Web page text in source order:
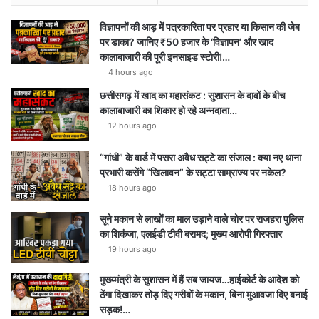
विज्ञापनों की आड़ में पत्रकारिता पर प्रहार या किसान की जेब
पर डाका? जानिए ₹50 हजार के ‘विज्ञापन’ और खाद
कालाबाजारी की पूरी इनसाइड स्टोरी!…
4 hours ago
छत्तीसगढ़ में खाद का महासंकट : सुशासन के दावों के बीच
कालाबाजारी का शिकार हो रहे अन्नदाता…
12 hours ago
“गांधी” के वार्ड में पसरा अवैध सट्टे का संजाल : क्या नए थाना
प्रभारी कसेंगे “खिलावन” के सट्टा साम्राज्य पर नकेल?
18 hours ago
सूने मकान से लाखों का माल उड़ाने वाले चोर पर राजहरा पुलिस
का शिकंजा, एलईडी टीवी बरामद; मुख्य आरोपी गिरफ्तार
19 hours ago
मुख्य्मंत्री के सुशासन में हैं सब जायज…हाईकोर्ट के आदेश को
ठेंगा दिखाकर तोड़ दिए गरीबों के मकान, बिना मुआवजा दिए बनाई
सड़क!…